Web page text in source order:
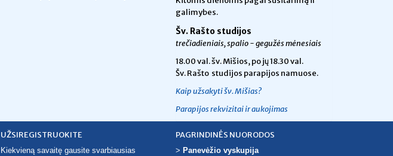
galimybes.
Šv. Rašto studijos
trečiadieniais, spalio - gegužės mėnesiais
18.00 val.šv. Mišios, po jų 18.30 val.
Šv. Rašto studijos parapijos namuose.
Kaip užsakyti šv. Mišias?
Parapijos rekvizitai ir aukojimas
UŽSIREGISTRUOKITE
Kiekvieną savaitę gausite svarbiausias
PAGRINDINĖS NUORODOS
> Panevėžio vyskupija